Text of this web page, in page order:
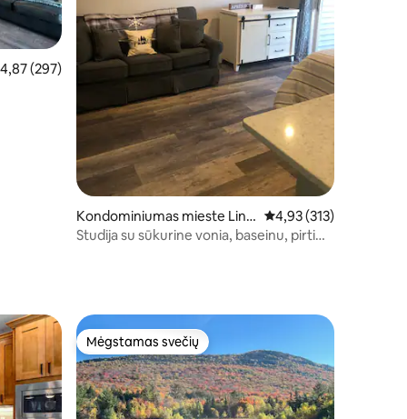
įvertinimas: 4,87 iš 5, atsiliepimų: 297
4,87 (297)
Kondominiumas mieste Linc
oln
Vidutinis įvertinimas:
4,93 (313)
Studija su sūkurine vonia, baseinu, pirtimi,
Mėgstamas svečių
Mėgstamas svečių